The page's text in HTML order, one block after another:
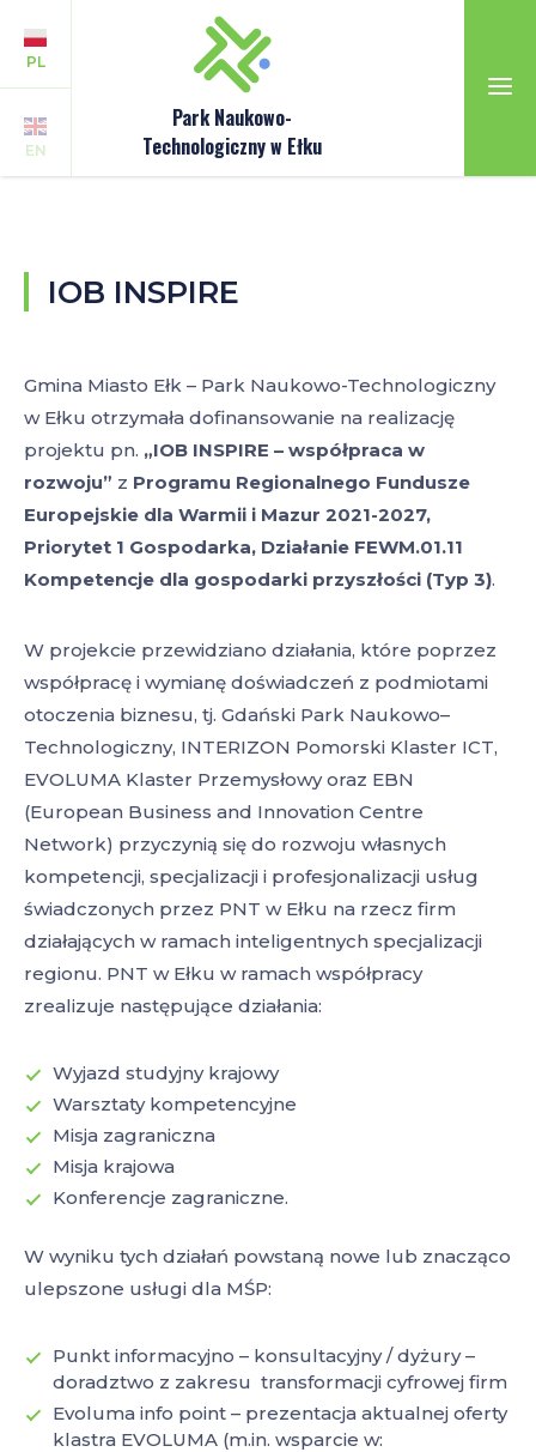
Park Naukowo-
Technologiczny w Ełku
PL
EN
IOB INSPIRE
Gmina Miasto Ełk – Park Naukowo-Technologiczny
w Ełku otrzymała dofinansowanie na realizację
projektu pn. „IOB INSPIRE – współpraca w
rozwoju” z Programu Regionalnego Fundusze
Europejskie dla Warmii i Mazur 2021-2027,
Priorytet 1 Gospodarka, Działanie FEWM.01.11
Kompetencje dla gospodarki przyszłości (Typ 3).
W projekcie przewidziano działania, które poprzez
współpracę i wymianę doświadczeń z podmiotami
otoczenia biznesu, tj. Gdański Park Naukowo–
Technologiczny, INTERIZON Pomorski Klaster ICT,
EVOLUMA Klaster Przemysłowy oraz EBN
(European Business and Innovation Centre
Network) przyczynią się do rozwoju własnych
kompetencji, specjalizacji i profesjonalizacji usług
świadczonych przez PNT w Ełku na rzecz firm
działających w ramach inteligentnych specjalizacji
regionu. PNT w Ełku w ramach współpracy
zrealizuje następujące działania:
Wyjazd studyjny krajowy
Warsztaty kompetencyjne
Misja zagraniczna
Misja krajowa
Konferencje zagraniczne.
W wyniku tych działań powstaną nowe lub znacząco
ulepszone usługi dla MŚP:
Punkt informacyjno – konsultacyjny / dyżury –
doradztwo z zakresu transformacji cyfrowej firm
Evoluma info point – prezentacja aktualnej oferty
klastra EVOLUMA (m.in. wsparcie w: